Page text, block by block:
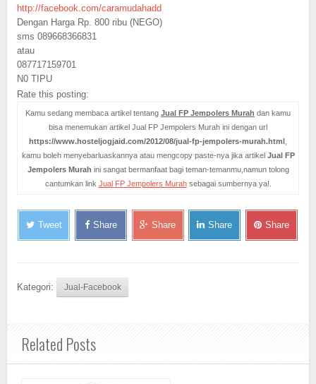
http://facebook.com/caramudahadd
Dengan Harga Rp. 800 ribu (NEGO)
sms 089668366831
atau
087717159701
N0 TIPU
Rate this posting:
Kamu sedang membaca artikel tentang Jual FP Jempolers Murah dan kamu
bisa menemukan artikel Jual FP Jempolers Murah ini dengan url
https://www.hosteljogjaid.com/2012/08/jual-fp-jempolers-murah.html
kamu boleh menyebarluaskannya atau mengcopy paste-nya jika artikel Jual FP
Jempolers Murah ini sangat bermanfaat bagi teman-temanmu,namun tolong
cantumkan link Jual FP Jempolers Murahsebagai sumbernya ya!.
Tweet Share Share Share Share
Kategori: Jual-Facebook
Related Posts